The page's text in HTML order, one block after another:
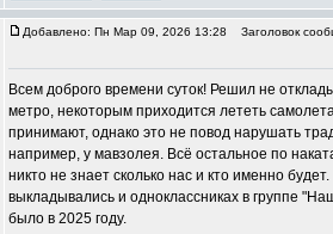
Добавлено: Пн Мар 09, 2026 13:28 Заголовок
Всем доброго времени суток! Решил не
метро, некоторым приходится лететь
принимают, однако это не повод нарушать
например, у мавзолея. Всё остальное по
никто не знает сколько нас и кто именно
выкладывались и одноклассниках в группе
было в 2025 году.